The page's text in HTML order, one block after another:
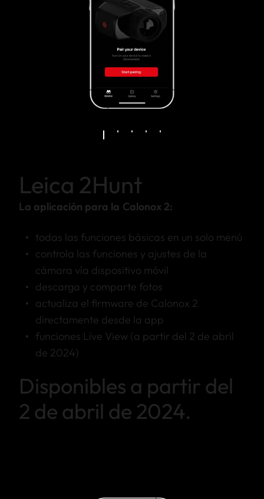
Leica 2Hunt
La aplicación para la Calonox 2:
todas las funciones básicas en un solo menú
controla las funciones y ajustes de la
cámara vía dispositivo móvil
descarga y comparte fotos
actualiza el firmware de Calonox 2
directamente desde la app
funciones Live View (a partir del 2 de abril
de 2024)
Disponibles a partir del
2 de abril de 2024.